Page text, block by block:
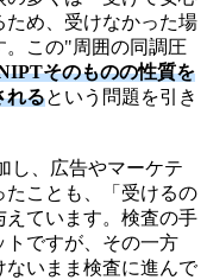
ため、受けなかった場
。この"周囲の同調圧
そのものの性質を
れるという問題を引き
し、広告やマーケテ
たことも、「受けるの
ています。検査の手
トですが、その一方
いまま検査に進んで